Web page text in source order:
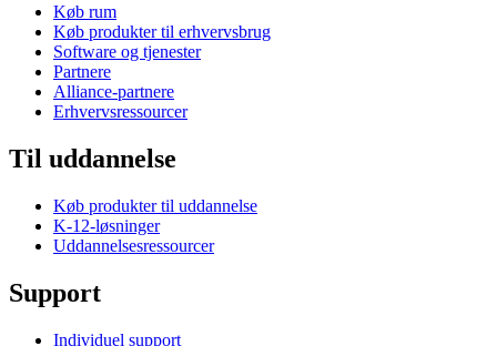
Køb rum
Køb produkter til erhvervsbrug
Software og tjenester
Partnere
Alliance-partnere
Erhvervsressourcer
Til uddannelse
Køb produkter til uddannelse
K-12-løsninger
Uddannelsesressourcer
Support
Individuel support